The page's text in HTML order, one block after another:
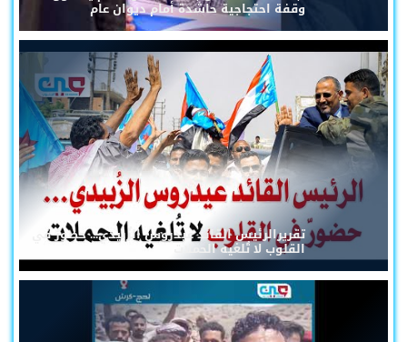
وقفة احتجاجية حاشدة أمام ديوان عام
تقريرالرئيس القائد عيدروس الزُبيدي... حضورٌ في
القلوب لا تُلغيه الحملات